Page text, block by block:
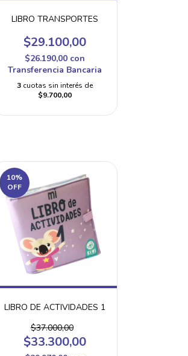
LIBRO TRANSPORTES
$29.100,00
$26.190,00 con
Transferencia Bancaria
3 cuotas sin interés de
$9.700,00
10%
OFF
LIBRO DE ACTIVIDADES 1
$37.000,00
$33.300,00